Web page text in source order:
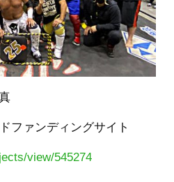
ファンディングサイト
view/545274